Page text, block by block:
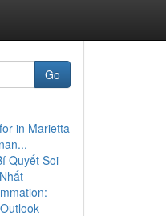
Go
in Marietta
Quyết Soi